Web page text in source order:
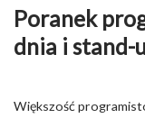
Poranek
dnia i stand-
Większość